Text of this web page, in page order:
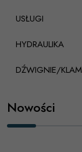
USŁUGI
HYDRAULIKA
DŹWIGNIE/
Nowości